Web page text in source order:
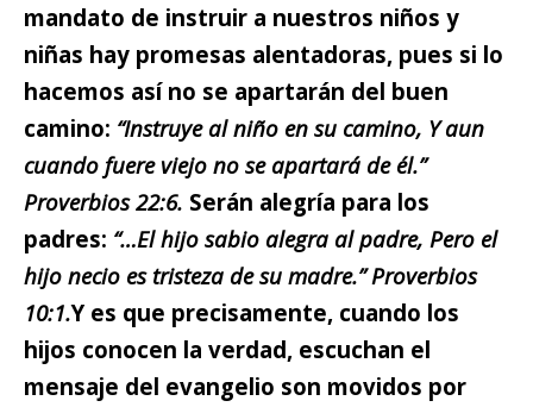
mandato de instruir a nuestros niños y
niñas hay promesas alentadoras, pues si lo
hacemos así no se apartarán del buen
camino: “Instruye al niño en su camino, Y aun
cuando fuere viejo no se apartará de él.”
Proverbios 22:6. Serán alegría para los
padres: “…El hijo sabio alegra al padre, Pero el
hijo necio es tristeza de su madre.” Proverbios
10:1.Y es que precisamente, cuando los
hijos conocen la verdad, escuchan el
mensaje del evangelio son movidos por